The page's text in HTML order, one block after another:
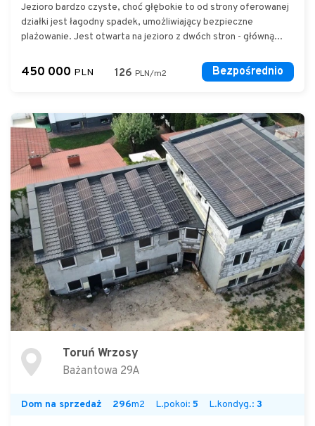
Jezioro bardzo czyste, choć głębokie to od strony oferowanej
działki jest łagodny spadek, umożliwiający bezpieczne
plażowanie. Jest otwarta na jezioro z dwóch stron - główną...
450 000 PLN 126 PLN/m2 Bezpośrednio
Toruń Wrzosy
Bażantowa 29A
Dom na sprzedaż 296m2 L.pokoi: 5 L.kondyg.: 3